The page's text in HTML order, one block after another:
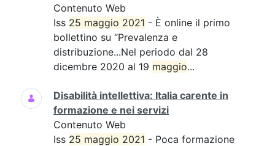
Contenuto Web
Iss 25 maggio 2021 - È online il primo
bollettino su “Prevalenza e
distribuzione...Nel periodo dal 28
dicembre 2020 al 19 maggio...
Disabilità intellettiva: Italia carente in
formazione e nei servizi
Contenuto Web
Iss 25 maggio 2021 - Poca formazione